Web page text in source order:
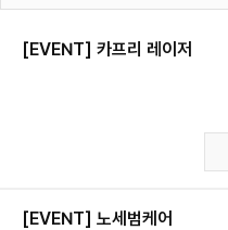
[EVENT] 카프리 레이저
[EVENT] 노세범케어